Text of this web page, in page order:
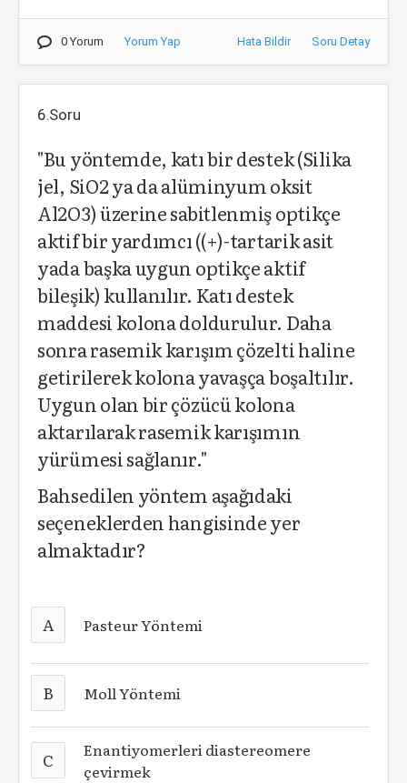
0 Yorum Yorum Yap Hata Bildir Soru Detay
6.Soru
"Bu yöntemde, katı bir destek (Silika
jel, SiO2 ya da alüminyum oksit
Al2O3) üzerine sabitlenmiş optikçe
aktif bir yardımcı ((+)-tartarik asit
yada başka uygun optikçe aktif
bileşik) kullanılır. Katı destek
maddesi kolona doldurulur. Daha
sonra rasemik karışım çözelti haline
getirilerek kolona yavaşça boşaltılır.
Uygun olan bir çözücü kolona
aktarılarak rasemik karışımın
yürümesi sağlanır."
Bahsedilen yöntem aşağıdaki
seçeneklerden hangisinde yer
almaktadır?
A Pasteur Yöntemi
B Moll Yöntemi
C
Enantiyomerleri diastereomere
çevirmek